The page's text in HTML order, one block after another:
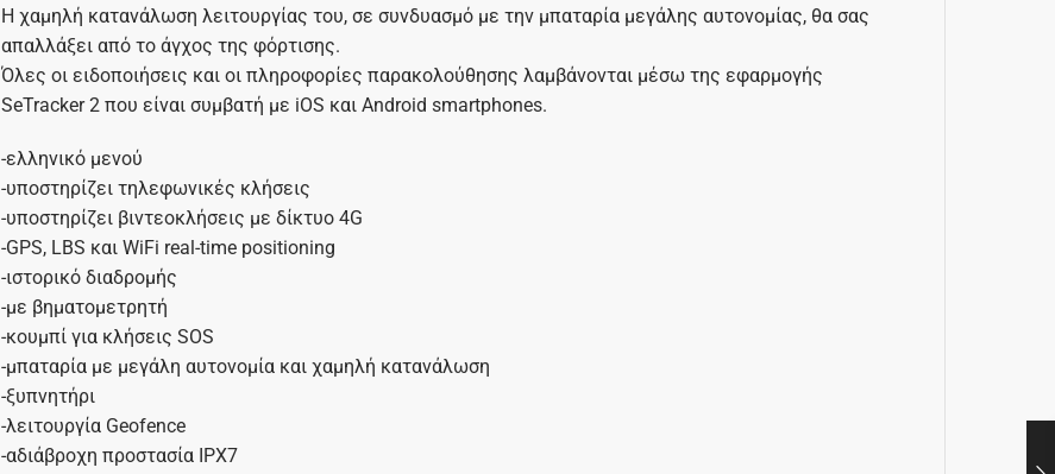
Η χαμηλή κατανάλωση λειτουργίας του, σε συνδυασμό με την μπαταρία μεγάλης αυτονομίας, θα σας
απαλλάξει από το άγχος της φόρτισης.
Όλες οι ειδοποιήσεις και οι πληροφορίες παρακολούθησης λαμβάνονται μέσω της εφαρμογής
SeTracker 2 που είναι συμβατή με iOS και Android smartphones.
-ελληνικό μενού
-υποστηρίζει τηλεφωνικές κλήσεις
-υποστηρίζει βιντεοκλήσεις με δίκτυο 4G
-GPS, LBS και WiFi real-time positioning
-ιστορικό διαδρομής
-με βηματομετρητή
-κουμπί για κλήσεις SOS
-μπαταρία με μεγάλη αυτονομία και χαμηλή κατανάλωση
-ξυπνητήρι
-λειτουργία Geofence
-αδιάβροχη προστασία IPX7